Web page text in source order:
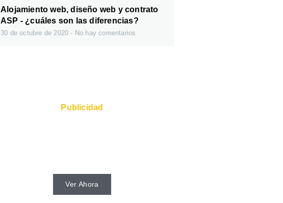
Alojamiento web, diseño web y contrato
ASP - ¿cuáles son las diferencias?
30 de octubre de 2020 No hay comentarios
Publicidad
Ver Ahora